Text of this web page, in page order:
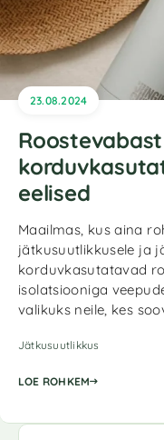
23.08.2024
eelised
Maailmas, kus aina
jätkusuutlikkusele ja
korduvkasutatavad
isolatsiooniga
valikuks neile, kes
Jätkusuutlikkus
LOE ROHKEM